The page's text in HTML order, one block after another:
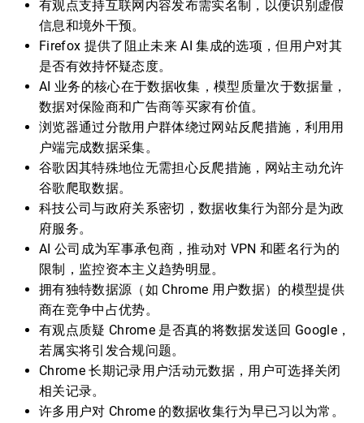
有观点支持互联网内容发布需实名制，以便识别虚假
信息和境外干预。
Firefox 提供了阻止未来 AI 集成的选项，但用户对其
是否有效持怀疑态度。
AI 业务的核心在于数据收集，模型质量次于数据量，
数据对保险商和广告商等买家有价值。
浏览器通过分散用户群体绕过网站反爬措施，利用用
户端完成数据采集。
谷歌因其特殊地位无需担心反爬措施，网站主动允许
谷歌爬取数据。
科技公司与政府关系密切，数据收集行为部分是为政
府服务。
AI 公司成为军事承包商，推动对 VPN 和匿名行为的
限制，监控资本主义趋势明显。
拥有独特数据源（如 Chrome 用户数据）的模型提供
商在竞争中占优势。
有观点质疑 Chrome 是否真的将数据发送回 Google，
若属实将引发合规问题。
Chrome 长期记录用户活动元数据，用户可选择关闭
相关记录。
许多用户对 Chrome 的数据收集行为早已习以为常。